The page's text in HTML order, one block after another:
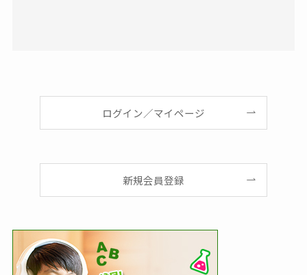
ログイン／マイページ
新規会員登録